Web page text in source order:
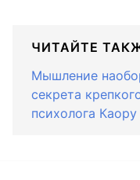
ЧИТАЙТЕ
Мышление
секрета
психолога Каору